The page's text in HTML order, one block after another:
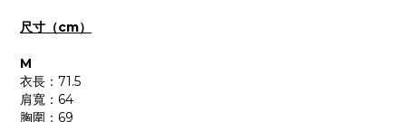
尺寸（cm）
M
衣長：71.5
肩寬：64
胸圍：69